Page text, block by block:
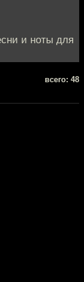
и ноты для
всего: 48